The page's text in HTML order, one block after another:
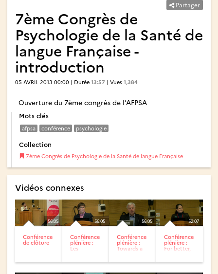
Partager
7ème Congrès de
Psychologie de la Santé de
langue Française -
introduction
05 AVRIL 2013 00:00 | Durée 13:57 | Vues 1,384
Ouverture du 7ème congrès de l’AFPSA
Mots clés
afpsa conférence psychologie
Collection
7ème Congrès de Psychologie de la Santé de langue Française
Vidéos connexes
56:05
Conférence
de clôture
56:05
Conférence
plénière :
Les
56:05
Conférence
plénière :
Towards a
52:07
Conférence
plénière :
For better,